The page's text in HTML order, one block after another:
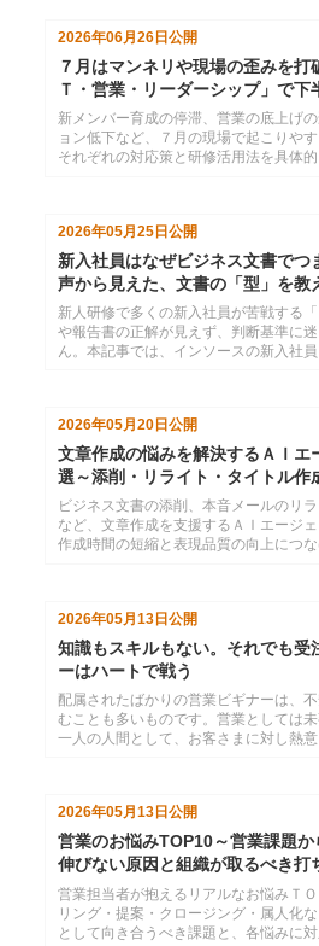
2026年06月26日 公開
７月はマンネリや現場の歪みを打
Ｔ・営業・リーダーシップ」で下
新メンバー育成の停滞、営業の底上げ
ョン低下など、７月の現場で起こりや
それぞれの対応策と研修活用法を具体的
2026年05月25日公開
新入社員はなぜビジネス文書でつ
声から見えた、文書の「型」を教
新人研修で多くの新入社員が苦戦する
や報告書の正解が見えず、判断基準に
ん。本記事では、インソースの新入社員
2026年05月20日 公開
文章作成の悩みを解決するＡＩエ
選～添削・リライト・タイトル作
ビジネス文書の添削、本音メールのリ
など、文章作成を支援するＡＩエージェ
作成時間の短縮と表現品質の向上につな
2026年05月13日公開
知識もスキルもない。それでも受
ーはハートで戦う
配属されたばかりの営業ビギナーは、
むことも多いものです。営業としては未
一人の人間として、お客さまに対し熱意
2026年05月13日 公開
営業のお悩みTOP10～営業課題
伸びない原因と組織が取るべき打
営業担当者が抱えるリアルなお悩みＴ
リング・提案・クロージング・属人化
として向き合うべき課題と、各悩みに